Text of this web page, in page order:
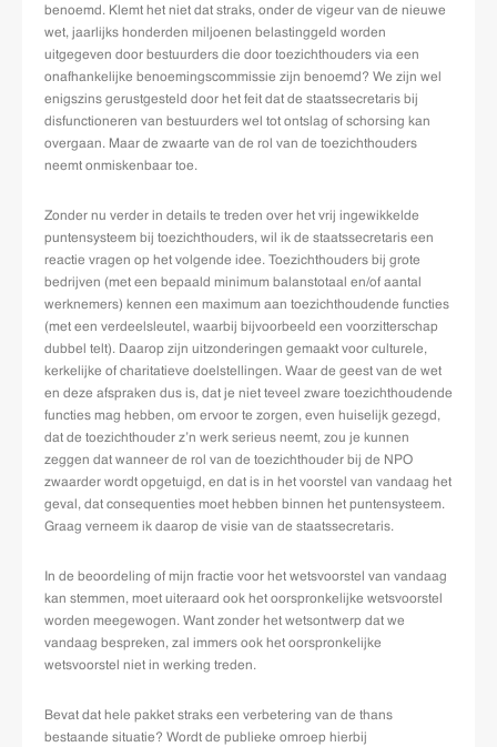
benoemd. Klemt het niet dat straks, onder de vigeur van de nieuwe
wet, jaarlijks honderden miljoenen belastinggeld worden
uitgegeven door bestuurders die door toezichthouders via een
onafhankelijke benoemingscommissie zijn benoemd? We zijn wel
enigszins gerustgesteld door het feit dat de staatssecretaris bij
disfunctioneren van bestuurders wel tot ontslag of schorsing kan
overgaan. Maar de zwaarte van de rol van de toezichthouders
neemt onmiskenbaar toe.
Zonder nu verder in details te treden over het vrij ingewikkelde
puntensysteem bij toezichthouders, wil ik de staatssecretaris een
reactie vragen op het volgende idee. Toezichthouders bij grote
bedrijven (met een bepaald minimum balanstotaal en/of aantal
werknemers) kennen een maximum aan toezichthoudende functies
(met een verdeelsleutel, waarbij bijvoorbeeld een voorzitterschap
dubbel telt). Daarop zijn uitzonderingen gemaakt voor culturele,
kerkelijke of charitatieve doelstellingen. Waar de geest van de wet
en deze afspraken dus is, dat je niet teveel zware toezichthoudende
functies mag hebben, om ervoor te zorgen, even huiselijk gezegd,
dat de toezichthouder z’n werk serieus neemt, zou je kunnen
zeggen dat wanneer de rol van de toezichthouder bij de NPO
zwaarder wordt opgetuigd, en dat is in het voorstel van vandaag het
geval, dat consequenties moet hebben binnen het puntensysteem.
Graag verneem ik daarop de visie van de staatssecretaris.
In de beoordeling of mijn fractie voor het wetsvoorstel van vandaag
kan stemmen, moet uiteraard ook het oorspronkelijke wetsvoorstel
worden meegewogen. Want zonder het wetsontwerp dat we
vandaag bespreken, zal immers ook het oorspronkelijke
wetsvoorstel niet in werking treden.
Bevat dat hele pakket straks een verbetering van de thans
bestaande situatie? Wordt de publieke omroep hierbij